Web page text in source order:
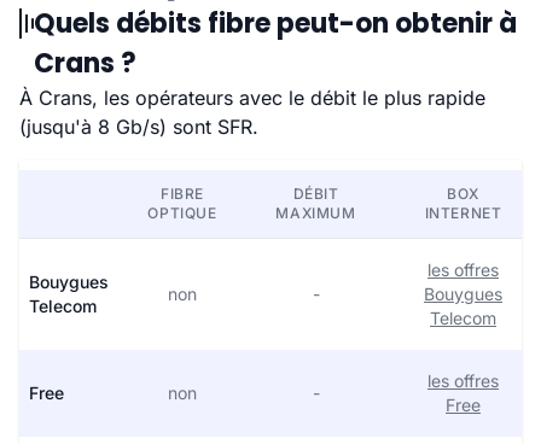
Quels débits fibre peut-on obtenir à
Crans ?
À Crans, les opérateurs avec le débit le plus rapide
(jusqu'à 8 Gb/s) sont SFR.
FIBRE
OPTIQUE
DÉBIT
MAXIMUM
BOX
INTERNET
Bouygues
Telecom
non -
les offres
Bouygues
Telecom
Free non -
les offres
Free